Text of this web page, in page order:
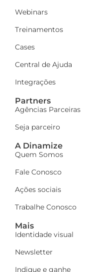
Webinars
Treinamentos
Cases
Central de Ajuda
Integrações
Partners
Agências Parceiras
Seja parceiro
A Dinamize
Quem Somos
Fale Conosco
Ações sociais
Trabalhe Conosco
Mais
Identidade visual
Newsletter
Indique e ganhe